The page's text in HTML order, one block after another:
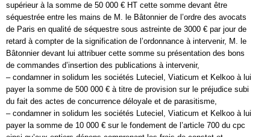
supérieur à la somme de 50 000 € HT cette somme devant être
séquestrée entre les mains de M. le Bâtonnier de l’ordre des avocats
de Paris en qualité de séquestre sous astreinte de 3000 € par jour de
retard à compter de la signification de l’ordonnance à intervenir, M. le
Bâtonnier devant lui attribuer cette somme su présentation des bons
de commandes d’insertion des publications à intervenir,
– condamner in solidum les sociétés Luteciel, Viaticum et Kelkoo à lui
payer la somme de 500 000 € à titre de provision sur le préjudice subi
du fait des actes de concurrence déloyale et de parasitisme,
– condamner in solidum les sociétés Luteciel, Viaticum et Kelkoo à lui
payer la somme de 10 000 € sur le fondement de l’article 700 du cpc